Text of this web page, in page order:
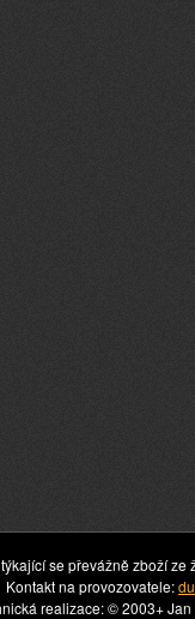
týkající se převážně zboží ze
Kontakt na provozovatele:
realizace: © 2003+ Jan